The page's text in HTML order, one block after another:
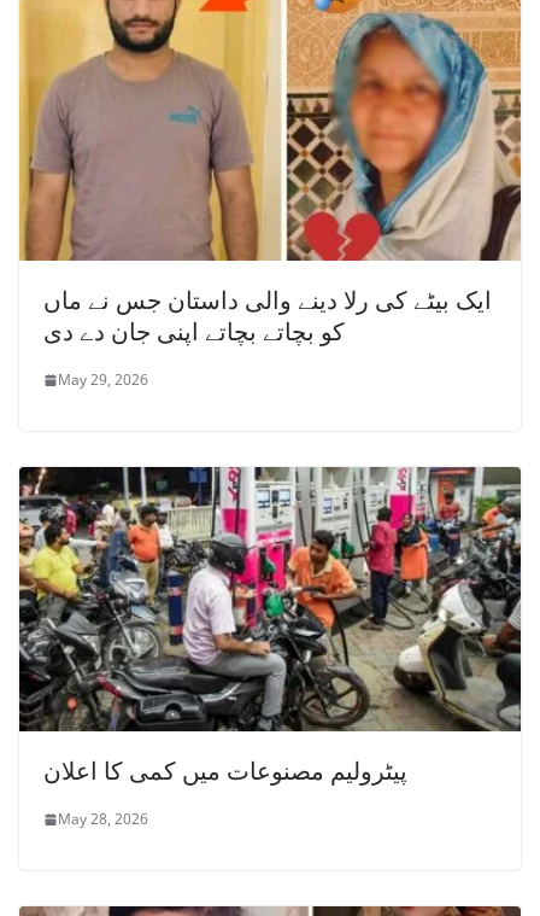
ایک بیٹے کی رلا دینے والی داستان جس نے ماں
کو بچاتے بچاتے اپنی جان دے دی
May 29, 2026
پیٹرولیم مصنوعات میں کمی کا اعلان
May 28, 2026